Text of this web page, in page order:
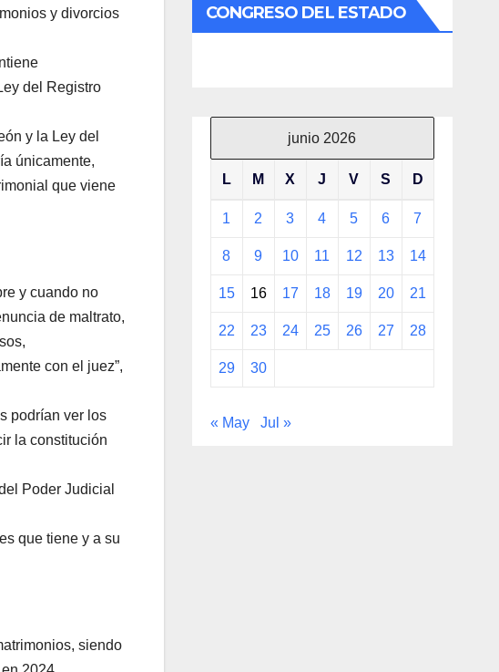
y divorcios
del Registro
y la Ley del
únicamente,
que viene
y cuando no
de maltrato,
con el juez”,
podrían ver los
la constitución
Poder Judicial
que tiene y a su
siendo
CONGRESO DEL ESTADO
junio 2026
L M X J V S D
1 2 3 4 5 6 7
8 9 10 11 12 13 14
15 16 17 18 19 20 21
22 23 24 25 26 27 28
29 30
« May Jul »